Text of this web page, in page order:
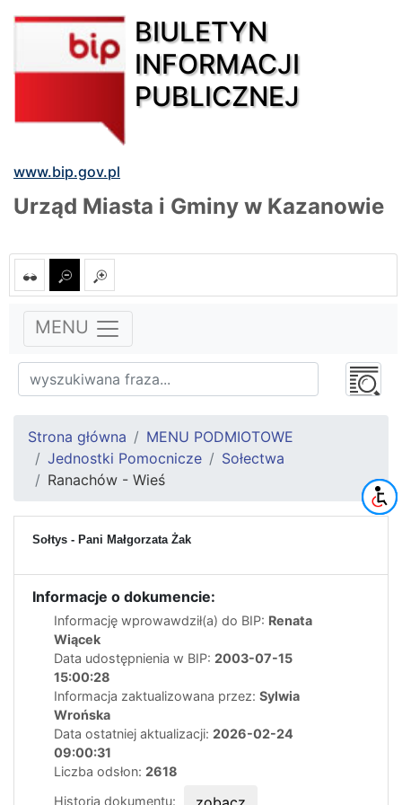
BIULETYN
INFORMACJI
PUBLICZNEJ
www.bip.gov.pl
Urząd Miasta i Gminy w Kazanowie
MENU
Strona główna
MENU PODMIOTOWE
Jednostki Pomocnicze
Sołectwa
Ranachów - Wieś
Sołtys - Pani Małgorzata Żak
Informacje o dokumencie:
Informację wprowawdził(a) do BIP: Renata
Wiącek
Data udostępnienia w BIP: 2003-07-15
15:00:28
Informacja zaktualizowana przez: Sylwia
Wrońska
Data ostatniej aktualizacji: 2026-02-24
09:00:31
Liczba odsłon: 2618
Historia dokumentu: